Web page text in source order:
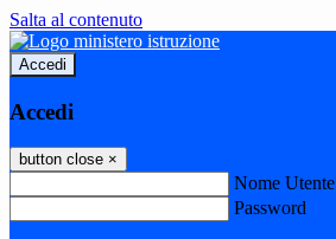
Salta al contenuto
Accedi
Accedi
button close ×
Nome Utente
Password